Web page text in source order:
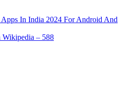
Apps In India 2024 For Android And
Wikipedia – 588